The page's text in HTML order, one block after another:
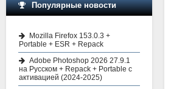
Популярные новости
Mozilla Firefox 153.0.3 +
Portable + ESR + Repack
Adobe Photoshop 2026 27.9.1
на Русском + Repack + Portable с
активацией (2024-2025)